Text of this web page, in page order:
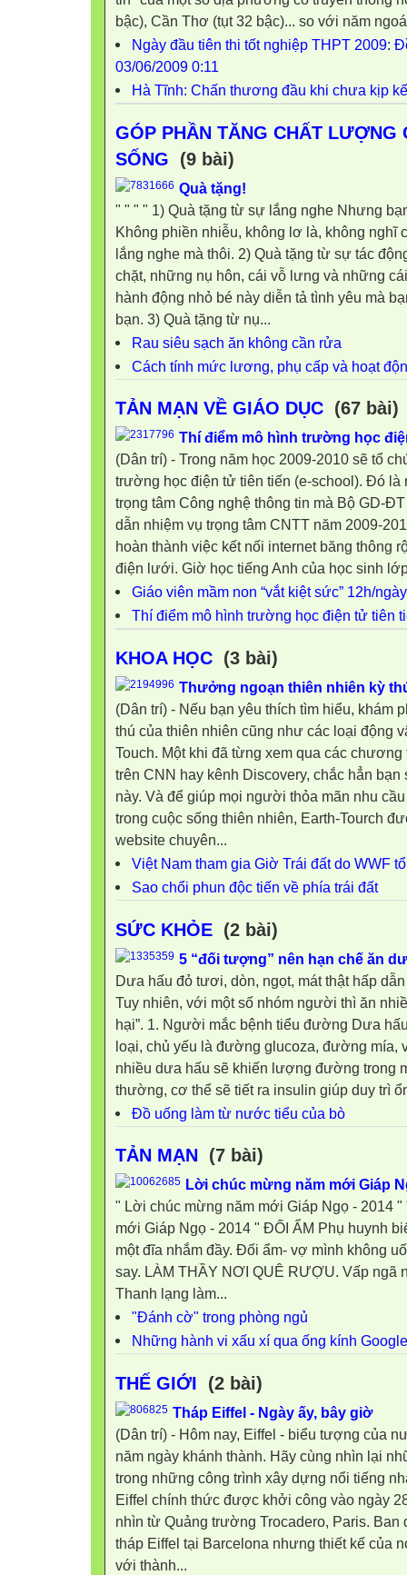
bậc), Cần Thơ (tụt 32 bậc)... so với năm
Ngày đầu tiên thi tốt nghiệp THPT 2009:
03/06/2009 0:11
Hà Tĩnh: Chấn thương đầu khi chưa kịp
GÓP PHẦN TĂNG CHẤT LƯỢNG
SỐNG
(9 bài)
Quà tặng!
" " " " 1) Quà tặng từ sự lắng nghe Nhưng
Không phiền nhiễu, không lơ là, không nghĩ
lắng nghe mà thôi. 2) Quà tặng từ sự tác
chặt, những nụ hôn, cái vỗ lưng và những
hành động nhỏ bé này diễn tả tình yêu mà
bạn. 3) Quà tặng từ nụ...
Rau siêu sạch ăn không cần rửa
Cách tính mức lương, phụ cấp và hoạt
TẢN MẠN VỀ GIÁO DỤC (67 bài)
Thí điểm mô hình trường học
(Dân trí) - Trong năm học 2009-2010 sẽ tổ
trường học điện tử tiên tiến (e-school). Đó là
trọng tâm Công nghệ thông tin mà Bộ GD-
dẫn nhiệm vụ trọng tâm CNTT năm 2009-
hoàn thành việc kết nối internet băng thông
điện lưới. Giờ học tiếng Anh của học sinh
Giáo viên mầm non “vắt kiệt sức” 12h/ngày
Thí điểm mô hình trường học điện tử tiên
KHOA HỌC (3 bài)
Thưởng ngoạn thiên nhiên kỳ
(Dân trí) - Nếu bạn yêu thích tìm hiểu, khám
thú của thiên nhiên cũng như các loại động
Touch. Một khi đã từng xem qua các
trên CNN hay kênh Discovery, chắc hẳn
này. Và để giúp mọi người thỏa mãn nhu
trong cuộc sống thiên nhiên, Earth-Tourch
website chuyên...
Việt Nam tham gia Giờ Trái đất do WWF
Sao chổi phun độc tiến về phía trái đất
SỨC KHỎE (2 bài)
5 “đối tượng” nên hạn chế ăn
Dưa hấu đỏ tươi, dòn, ngọt, mát thật hấp
Tuy nhiên, với một số nhóm người thì ăn
hại”. 1. Người mắc bệnh tiểu đường Dưa
loại, chủ yếu là đường glucoza, đường mía,
nhiều dưa hấu sẽ khiến lượng đường trong
thường, cơ thể sẽ tiết ra insulin giúp duy trì
Đồ uống làm từ nước tiểu của bò
TẢN MẠN (7 bài)
Lời chúc mừng năm mới Giáp
" Lời chúc mừng năm mới Giáp Ngọ - 2014
mới Giáp Ngọ - 2014 " ĐỐI ẨM Phụ huynh
một đĩa nhắm đầy. Đối ẩm- vợ mình không
say. LÀM THẦY NƠI QUÊ RƯỢU. Vấp ngã
Thanh lạng làm...
"Đánh cờ" trong phòng ngủ
Những hành vi xấu xí qua ống kính Google
THẾ GIỚI (2 bài)
Tháp Eiffel - Ngày ấy, bây giờ
(Dân trí) - Hôm nay, Eiffel - biểu tượng của
năm ngày khánh thành. Hãy cùng nhìn lại
trong những công trình xây dựng nổi tiếng
Eiffel chính thức được khởi công vào ngày
nhìn từ Quảng trường Trocadero, Paris.
tháp Eiffel tại Barcelona nhưng thiết kế của
với thành...